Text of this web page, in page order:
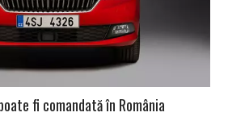
fi comandată în România